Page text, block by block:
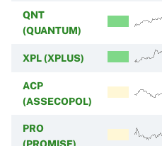
QNT
(QUANTUM)
XPL (XPLUS)
ACP
(ASSECOPOL)
PRO
(PROMISE)